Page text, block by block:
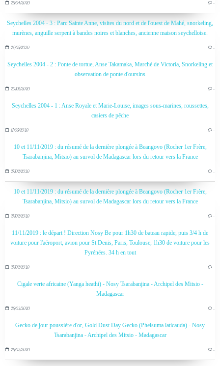
26/04/2020 …
Seychelles 2004 - 3 : Parc Sainte Anne, visites du nord et de l'ouest de Mahé, snorkeling,
murènes, anguille serpent à bandes noires et blanches, ancienne maison seychelloise.
24/05/2020 …
Seychelles 2004 - 2 : Ponte de tortue, Anse Takamaka, Marché de Victoria, Snorkeling et
observation de ponte d'oursins
20/05/2020 …
Seychelles 2004 - 1 : Anse Royale et Marie-Louise, images sous-marines, roussettes,
casiers de pêche
17/05/2020 …
10 et 11/11/2019 : du résumé de la dernière plongée à Beangovo (Rocher 1er Frère,
Tsarabanjina, Mitsio) au survol de Madagascar lors du retour vers la France
27/02/2020 …
10 et 11/11/2019 : du résumé de la dernière plongée à Beangovo (Rocher 1er Frère,
Tsarabanjina, Mitsio) au survol de Madagascar lors du retour vers la France
27/02/2020 …
11/11/2019 : le départ ! Direction Nosy Be pour 1h30 de bateau rapide, puis 3/4 h de
voiture pour l'aéroport, avion pour St Denis, Paris, Toulouse, 1h30 de voiture pour les
Pyrénées. 34 h en tout
27/02/2020 …
Cigale verte africaine (Yanga heathi) - Nosy Tsarabanjina - Archipel des Mitsio -
Madagascar
26/02/2020 …
Gecko de jour poussière d'or, Gold Dust Day Gecko (Phelsuma laticauda) - Nosy
Tsarabanjina - Archipel des Mitsio - Madagascar
26/02/2020 …